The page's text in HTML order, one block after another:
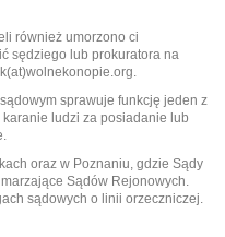
również umorzono ci
sędziego lub prokuratora na
sprawuje funkcję jeden z
ludzi za posiadanie lub
oraz w Poznaniu, gdzie Sądy
Sądów Rejonowych.
sądowych o linii orzeczniczej.